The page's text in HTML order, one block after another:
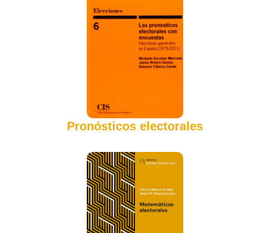
Pronósticos electorales